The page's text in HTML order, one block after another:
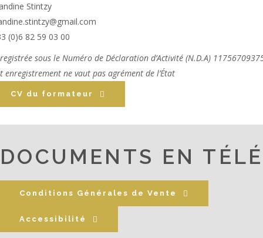
Stintzy
(0)6 82 59 03 00
sous le Numéro de Déclaration d’Activité (N.D.A)
enregistrement ne vaut pas agrément de l’État
CV du formateur
DOCUMENTS EN
Conditions Générales de Vente
Accessibilité